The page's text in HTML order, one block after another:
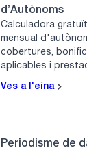
d’Autònoms
Calculadora
mensual
cobertures,
aplicables i
Ves a l'eina
Periodisme de